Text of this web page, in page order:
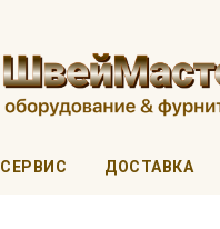
СЕРВИС ДОСТАВКА